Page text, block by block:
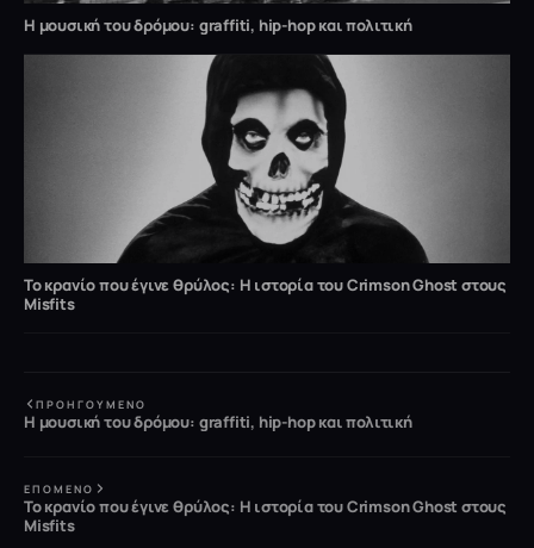
Η μουσική του δρόμου: graffiti, hip-hop και πολιτική
Το κρανίο που έγινε θρύλος: Η ιστορία του Crimson Ghost στους
Misfits
ΠΡΟΗΓΟΎΜΕΝΟ
Η μουσική του δρόμου: graffiti, hip-hop και πολιτική
ΕΠΌΜΕΝΟ
Το κρανίο που έγινε θρύλος: Η ιστορία του Crimson Ghost στους
Misfits